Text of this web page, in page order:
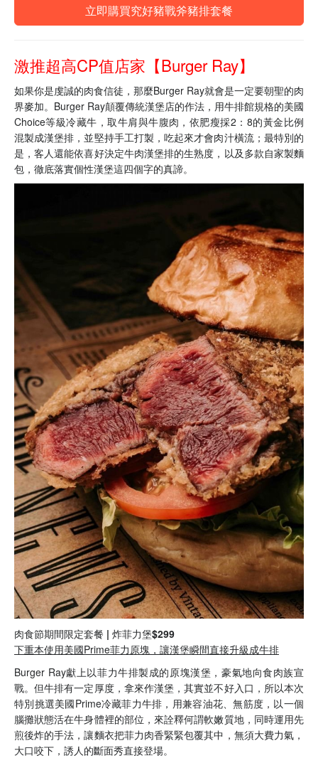
立即購買究好豬戰斧豬排套餐
激推超高CP值店家【Burger Ray】
如果你是虔誠的肉食信徒，那麼Burger Ray就會是一定要朝聖的肉
界麥加。Burger Ray顛覆傳統漢堡店的作法，用牛排館規格的美國
Choice等級冷藏牛，取牛肩與牛腹肉，依肥瘦採2：8的黃金比例
混製成漢堡排，並堅持手工打製，吃起來才會肉汁橫流；最特別的
是，客人還能依喜好決定牛肉漢堡排的生熟度，以及多款自家製麵
包，徹底落實個性漢堡這四個字的真諦。
肉食節期間限定套餐 | 炸菲力堡$299
下重本使用美國Prime菲力原塊，讓漢堡瞬間直接升級成牛排
Burger Ray獻上以菲力牛排製成的原塊漢堡，豪氣地向食肉族宣
戰。但牛排有一定厚度，拿來作漢堡，其實並不好入口，所以本次
特別挑選美國Prime冷藏菲力牛排，用兼容油花、無筋度，以一個
腦攤狀態活在牛身體裡的部位，來詮釋何謂軟嫩質地，同時運用先
煎後炸的手法，讓麵衣把菲力肉香緊緊包覆其中，無須大費力氣，
大口咬下，誘人的斷面秀直接登場。